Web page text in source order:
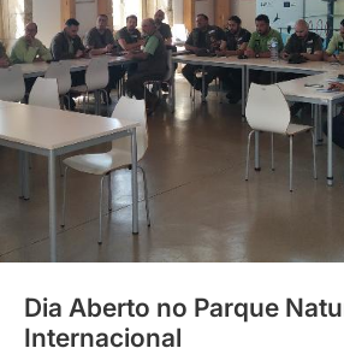
Dia Aberto no Parque
Internacional